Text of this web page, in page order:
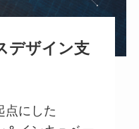
デザイン支
点にした